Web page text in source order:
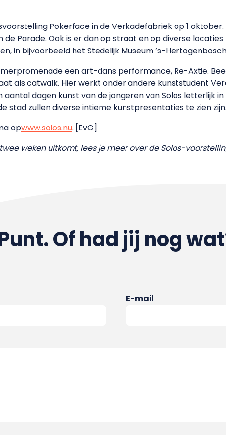
Pokerface in de Verkadefabriek op 1 oktober.
Parade. Ook is er dan op straat en op diverse locaties
in bijvoorbeeld het Stedelijk Museum ’s-
een art-dans performance, Re-Axtie.
als catwalk. Hier werkt onder andere kunststudent
aantal dagen kunst van de jongeren van Solos letterlijk
stad zullen diverse intieme kunstpresentaties te zien zijn.
opwww.solos.nu. [EvG]
weken uitkomt, lees je meer over de Solos-
Of had jij nog
E-mail